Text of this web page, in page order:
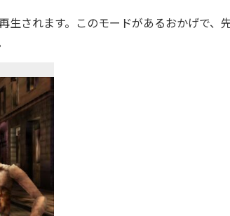
されます。このモードがあるおかげで、